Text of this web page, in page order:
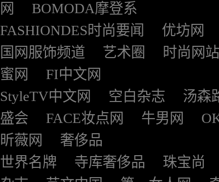
网
BOMODA摩登系
FASHIONDES时尚要闻
优坊网
国网服饰频道
艺术圈
时尚网站
蜜网
FI中文网
StyleTV中文网
空白杂志
汤森
盛会
FACE妆点网 牛男网
昕薇网
奢侈品
世界名牌
寺库奢侈品
珠宝尚